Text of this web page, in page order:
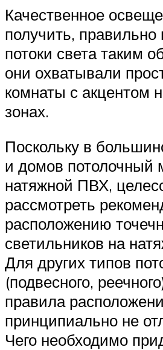
Качественное
получить, правильно
потоки света таким
они охватывали
комнаты с акцентом
зонах.
Поскольку в
и домов потолочный
натяжной ПВХ,
рассмотреть
расположению
светильников на
Для других типов
(подвесного,
правила
принципиально не
Чего необходимо